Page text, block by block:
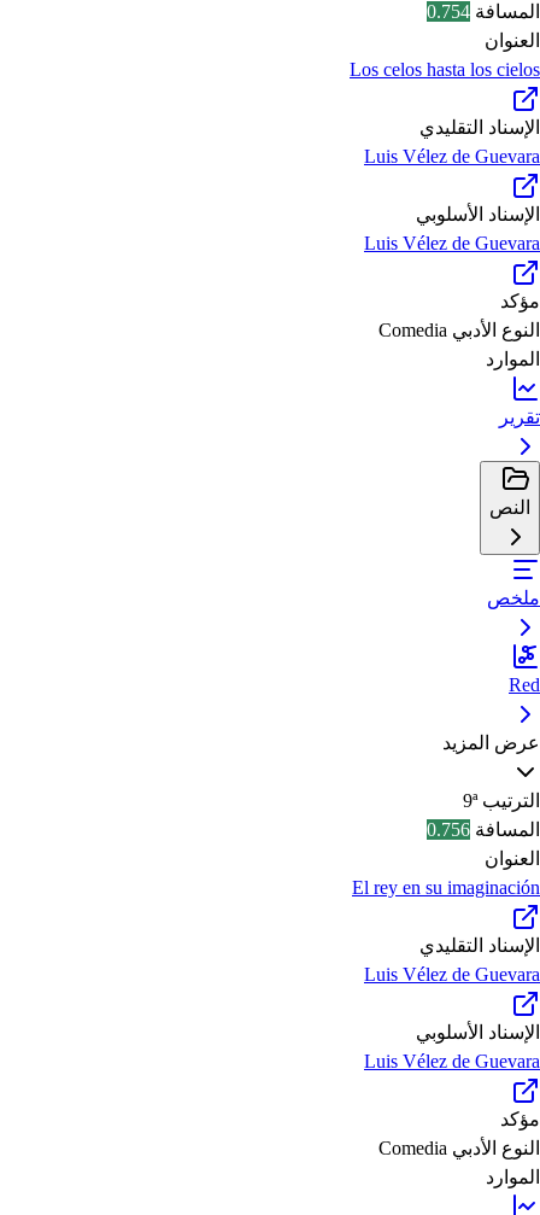
المسافة 0.754
العنوان
Los celos hasta los cielos
الإسناد التقليدي
Luis Vélez de Guevara
الإسناد الأسلوبي
Luis Vélez de Guevara
مؤكد
النوع الأدبي Comedia
الموارد
تقرير
النص
ملخص
Red
عرض المزيد
الترتيب 9ª
المسافة 0.756
العنوان
El rey en su imaginación
الإسناد التقليدي
Luis Vélez de Guevara
الإسناد الأسلوبي
Luis Vélez de Guevara
مؤكد
النوع الأدبي Comedia
الموارد